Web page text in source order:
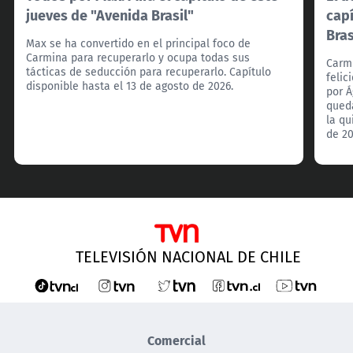
jueves de "Avenida Brasil"
Max se ha convertido en el principal foco de
Carmina para recuperarlo y ocupa todas sus
tácticas de seducción para recuperarlo. Capítulo
disponible hasta el 13 de agosto de 2026.
por
la
de
TELEVISIÓN NACIONAL DE CHILE
Comercial